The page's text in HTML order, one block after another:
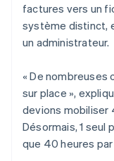
factures vers un
système distinct,
un administrateur.
« De
sur place »,
devions mobiliser
Désormais, 1 seul
que 40 heures par